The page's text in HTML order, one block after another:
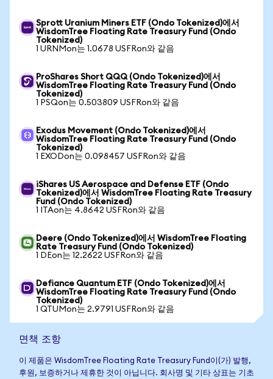
Sprott Uranium Miners ETF (Ondo Tokenized)에서
WisdomTree Floating Rate Treasury Fund (Ondo
Tokenized)
1 URNMon는 1.0678 USFRon와 같음
ProShares Short QQQ (Ondo Tokenized)에서
WisdomTree Floating Rate Treasury Fund (Ondo
Tokenized)
1 PSQon는 0.503809 USFRon와 같음
Exodus Movement (Ondo Tokenized)에서
WisdomTree Floating Rate Treasury Fund (Ondo
Tokenized)
1 EXODon는 0.098457 USFRon와 같음
iShares US Aerospace and Defense ETF (Ondo
Tokenized)에서 WisdomTree Floating Rate Treasury
Fund (Ondo Tokenized)
1 ITAon는 4.8642 USFRon와 같음
Deere (Ondo Tokenized)에서 WisdomTree Floating
Rate Treasury Fund (Ondo Tokenized)
1 DEon는 12.2622 USFRon와 같음
Defiance Quantum ETF (Ondo Tokenized)에서
WisdomTree Floating Rate Treasury Fund (Ondo
Tokenized)
1 QTUMon는 2.9791 USFRon와 같음
면책 조항
이 제품은 WisdomTree Floating Rate Treasury Fund이(가) 발행,
후원, 보증하거나 제휴한 것이 아닙니다. 회사명 및 기타 상표는 기초